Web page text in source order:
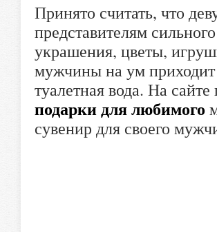
Принято считать, что
представителям
украшения, цветы,
мужчины на ум
туалетная вода. На
подарки для любимого
сувенир для своего